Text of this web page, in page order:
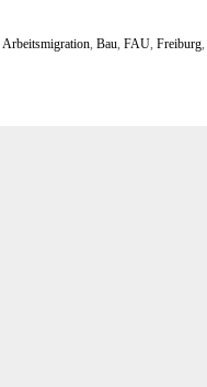
Arbeitsmigration, Bau, FAU, Freiburg,